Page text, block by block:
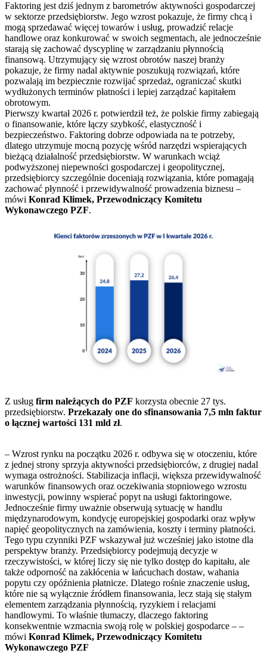
Faktoring jest dziś jednym z barometrów aktywności gospodarczej
w sektorze przedsiębiorstw. Jego wzrost pokazuje, że firmy chcą i
mogą sprzedawać więcej towarów i usług, prowadzić relacje
handlowe oraz konkurować w swoich segmentach, ale jednocześnie
starają się zachować dyscyplinę w zarządzaniu płynnością
finansową. Utrzymujący się wzrost obrotów naszej branży
pokazuje, że firmy nadal aktywnie poszukują rozwiązań, które
pozwalają im bezpiecznie rozwijać sprzedaż, ograniczać skutki
wydłużonych terminów płatności i lepiej zarządzać kapitałem
obrotowym.
Pierwszy kwartał 2026 r. potwierdził też, że polskie firmy zabiegają
o finansowanie, które łączy szybkość, elastyczność i
bezpieczeństwo. Faktoring dobrze odpowiada na te potrzeby,
dlatego utrzymuje mocną pozycję wśród narzędzi wspierających
bieżącą działalność przedsiębiorstw. W warunkach wciąż
podwyższonej niepewności gospodarczej i geopolitycznej,
przedsiębiorcy szczególnie doceniają rozwiązania, które pomagają
zachować płynność i przewidywalność prowadzenia biznesu –
mówi Konrad Klimek, Przewodniczący Komitetu
Wykonawczego PZF.
Z usług firm należących do PZF korzysta obecnie 27 tys.
przedsiębiorstw. Przekazały one do sfinansowania 7,5 mln faktur
o łącznej wartości 131 mld zł.
– Wzrost rynku na początku 2026 r. odbywa się w otoczeniu, które
z jednej strony sprzyja aktywności przedsiębiorców, z drugiej nadal
wymaga ostrożności. Stabilizacja inflacji, większa przewidywalność
warunków finansowych oraz oczekiwania stopniowego wzrostu
inwestycji, powinny wspierać popyt na usługi faktoringowe.
Jednocześnie firmy uważnie obserwują sytuację w handlu
międzynarodowym, kondycję europejskiej gospodarki oraz wpływ
napięć geopolitycznych na zamówienia, koszty i terminy płatności.
Tego typu czynniki PZF wskazywał już wcześniej jako istotne dla
perspektyw branży. Przedsiębiorcy podejmują decyzje w
rzeczywistości, w której liczy się nie tylko dostęp do kapitału, ale
także odporność na zakłócenia w łańcuchach dostaw, wahania
popytu czy opóźnienia płatnicze. Dlatego rośnie znaczenie usług,
które nie są wyłącznie źródłem finansowania, lecz stają się stałym
elementem zarządzania płynnością, ryzykiem i relacjami
handlowymi. To właśnie tłumaczy, dlaczego faktoring
konsekwentnie wzmacnia swoją rolę w polskiej gospodarce – –
mówi Konrad Klimek, Przewodniczący Komitetu
Wykonawczego PZF